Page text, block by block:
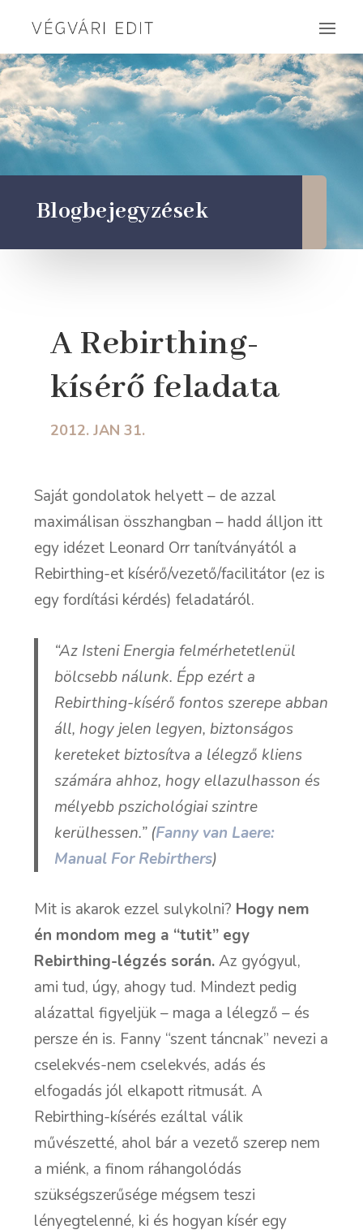
Blogbejegyzések
A Rebirthing-
kísérő feladata
2012. JAN 31.
Saját gondolatok helyett – de azzal
maximálisan összhangban – hadd álljon itt
egy idézet Leonard Orr tanítványától a
Rebirthing-et kísérő/vezető/facilitátor (ez is
egy fordítási kérdés) feladatáról.
“Az Isteni Energia felmérhetetlenül
bölcsebb nálunk. Épp ezért a
Rebirthing-kísérő fontos szerepe abban
áll, hogy jelen legyen, biztonságos
kereteket biztosítva a lélegző kliens
számára ahhoz, hogy ellazulhasson és
mélyebb pszichológiai szintre
kerülhessen.” (Fanny van Laere:
Manual For Rebirthers)
Mit is akarok ezzel sulykolni? Hogy nem
én mondom meg a “tutit” egy
Rebirthing-légzés során.Az gyógyul,
ami tud, úgy, ahogy tud. Mindezt pedig
alázattal figyeljük – maga a lélegző – és
persze én is. Fanny “szent táncnak” nevezi a
cselekvés-nem cselekvés, adás és
elfogadás jól elkapott ritmusát. A
Rebirthing-kísérés ezáltal válik
művészetté, ahol bár a vezető szerep nem
a miénk, a finom ráhangolódás
szükségszerűsége mégsem teszi
lényegtelenné, ki és hogyan kísér egy